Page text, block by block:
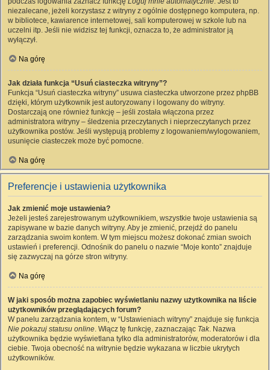
niezalecane, jeżeli korzystasz z witryny z ogólnie dostępnego komputera, np.
w bibliotece, kawiarence internetowej, sali komputerowej w szkole lub na
uczelni itp. Jeśli nie widzisz tej funkcji, oznacza to, że administrator ją
wyłączył.
Na górę
Jak działa funkcja “Usuń ciasteczka witryny”?
Funkcja “Usuń ciasteczka witryny” usuwa ciasteczka utworzone przez phpBB
dzięki, którym użytkownik jest autoryzowany i logowany do witryny.
Dostarczają one również funkcję – jeśli została włączona przez
administratora witryny – śledzenia przeczytanych i nieprzeczytanych przez
użytkownika postów. Jeśli występują problemy z logowaniem/wylogowaniem,
usunięcie ciasteczek może być pomocne.
Na górę
Preferencje i ustawienia użytkownika
Jak zmienić moje ustawienia?
Jeżeli jesteś zarejestrowanym użytkownikiem, wszystkie twoje ustawienia są
zapisywane w bazie danych witryny. Aby je zmienić, przejdź do panelu
zarządzania swoim kontem. W tym miejscu możesz dokonać zmian swoich
ustawień i preferencji. Odnośnik do panelu o nazwie “Moje konto” znajduje
się zazwyczaj na górze stron witryny.
Na górę
W jaki sposób można zapobiec wyświetlaniu nazwy użytkownika na liście
użytkowników przeglądających forum?
W panelu zarządzania kontem, w “Ustawieniach witryny” znajduje się funkcja
Nie pokazuj statusu online. Włącz tę funkcję, zaznaczając Tak. Nazwa
użytkownika będzie wyświetlana tylko dla administratorów, moderatorów i dla
ciebie. Twoja obecność na witrynie będzie wykazana w liczbie ukrytych
użytkowników.